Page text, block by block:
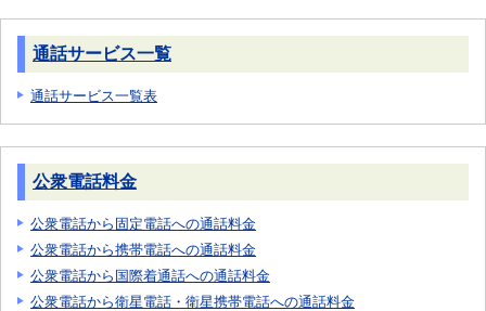
通話サービス一覧
通話サービス一覧表
公衆電話料金
公衆電話から固定電話への通話料金
公衆電話から携帯電話への通話料金
公衆電話から国際着通話への通話料金
公衆電話から衛星電話・衛星携帯電話への通話料金